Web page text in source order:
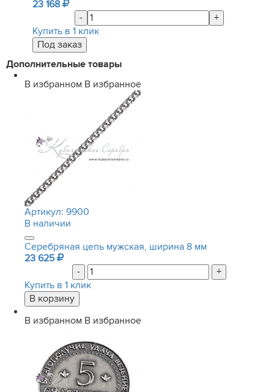
23 168
-
+
Купить в 1 клик
Дополнительные товары
В избранном В избранное
Артикул: 9900
В наличии
Серебряная цепь мужская, ширина 8 мм
23 625
-
+
Купить в 1 клик
В избранном В избранное